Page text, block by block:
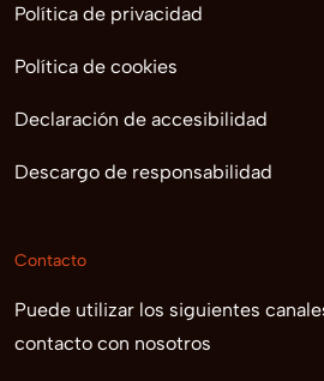
Política de privacidad
Política de cookies
Declaración de accesibilidad
Descargo de responsabilidad
Contacto
Puede utilizar los siguientes
contacto con nosotros